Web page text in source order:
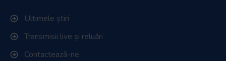
Ultimele știri
Transmisii live și reluări
Contactează-ne